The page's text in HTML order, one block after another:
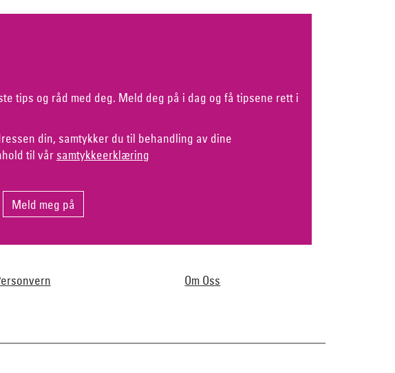
tips og råd med deg. Meld deg på i dag og få tipsene rett i
din, samtykker du til behandling av dine
til vår samtykkeerklæring
Om Oss